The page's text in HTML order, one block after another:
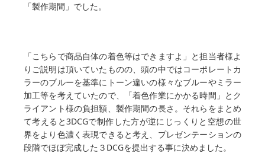
「製作期間」でした。
「こちらで商品自体の着色等はできますよ」と担当者様よ
りご説明は頂いていたものの、頭の中ではコーポレートカ
ラーのブルーを基準にトーン違いの様々なブルーやミラー
加工等を考えていたので、「着色作業にかかる時間」とク
ライアント様の負担額、製作期間の長さ。それらをまとめ
て考えると3DCGで制作した方が逆にじっくりと空想の世
界をより色濃く表現できると考え、プレゼンテーションの
段階でほぼ完成した３DCGを提出する事に決めました。